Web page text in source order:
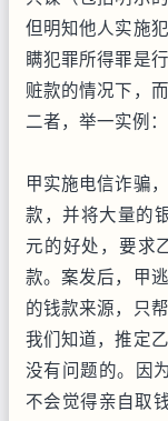
但明知他人实施
瞒犯罪所得罪是
赃款的情况下，
二者，举一实例：
甲实施电信诈骗
款，并将大量的
元的好处，要求
款。案发后，甲
的钱款来源，只
我们知道，推定
没有问题的。因
不会觉得亲自取